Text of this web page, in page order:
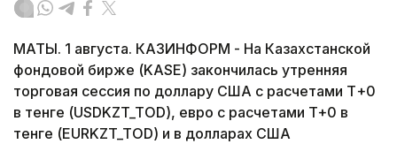
МАТЫ. 1 августа. КАЗИНФОРМ - На Казахстанской
фондовой бирже (KASE) закончилась утренняя
торговая сессия по доллару США с расчетами Т+0
в тенге (USDKZT_TOD), евро с расчетами T+0 в
тенге (EURKZT_TOD) и в долларах США